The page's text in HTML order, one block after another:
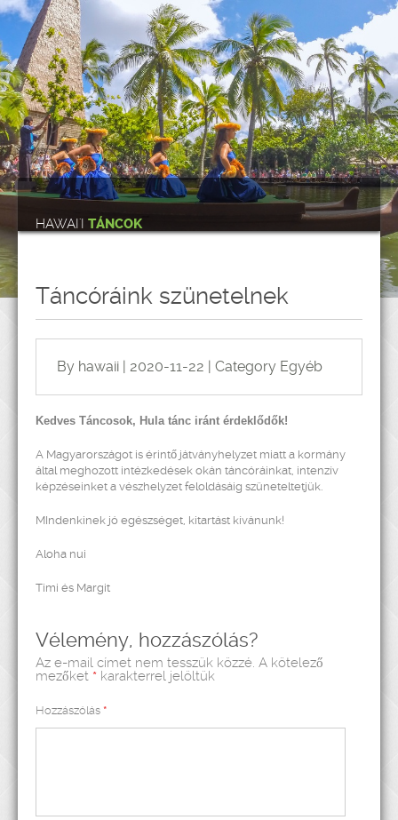
HAWAI'I TÁNCOK
Táncóráink szünetelnek
By hawaii | 2020-11-22 | Category Egyéb
Kedves Táncosok, Hula tánc iránt érdeklődők!
A Magyarországot is érintő játványhelyzet miatt a kormány
által meghozott intézkedések okán táncóráinkat, intenzív
képzéseinket a vészhelyzet feloldásáig szüneteltetjük.
MIndenkinek jó egészséget, kitartást kívánunk!
Aloha nui
Timi és Margit
Vélemény, hozzászólás?
Az e-mail címet nem tesszük közzé. A kötelező
mezőket * karakterrel jelöltük
Hozzászólás *